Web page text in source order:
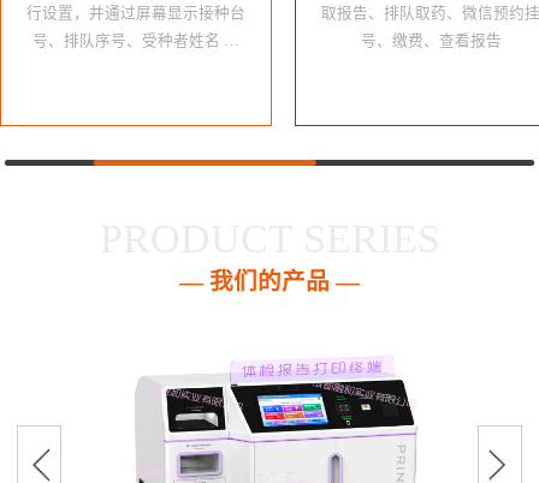
行设置，并通过屏幕显示接种台
号、排队序号、受种者姓名 …
取报告、排队取药、微信预约挂
号、缴费、查看报告
— 我们的产品 —